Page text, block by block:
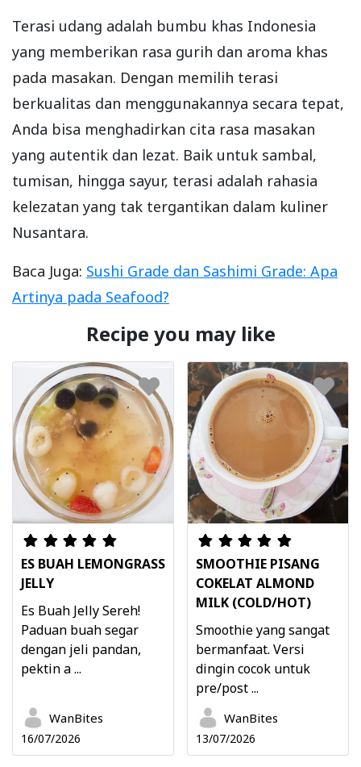
Terasi udang adalah bumbu khas Indonesia
yang memberikan rasa gurih dan aroma khas
pada masakan. Dengan memilih terasi
berkualitas dan menggunakannya secara tepat,
Anda bisa menghadirkan cita rasa masakan
yang autentik dan lezat. Baik untuk sambal,
tumisan, hingga sayur, terasi adalah rahasia
kelezatan yang tak tergantikan dalam kuliner
Nusantara.
Baca Juga: Sushi Grade dan Sashimi Grade: Apa
Artinya pada Seafood?
Recipe you may like
ES BUAH LEMONGRASS
JELLY
Es Buah Jelly Sereh!
Paduan buah segar
dengan jeli pandan,
pektin a ...
WanBites
16/07/2026
SMOOTHIE PISANG
COKELAT ALMOND
MILK (COLD/HOT)
Smoothie yang sangat
bermanfaat. Versi
dingin cocok untuk
pre/post ...
WanBites
13/07/2026